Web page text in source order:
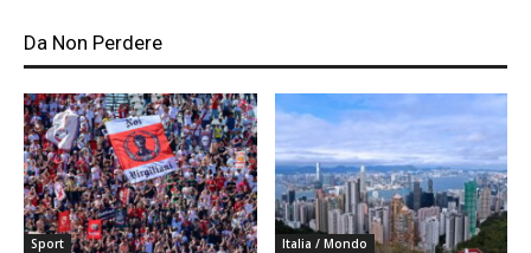
Da Non Perdere
Sport Italia / Mondo